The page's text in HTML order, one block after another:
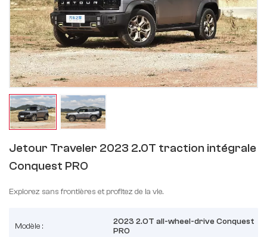
Jetour Traveler 2023 2.0T traction intégrale
Conquest PRO
Explorez sans frontières et profitez de la vie.
Modèle :
2023 2.0T all-wheel-drive Conquest
PRO